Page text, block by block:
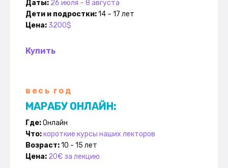
Даты: 26 июля – 8 августа
Дети и подростки:14 – 17 лет
Цена: 3200$
Купить
весь год
МАРАБУ ОНЛАЙН:
Где:Онлайн
Что:короткие курсы наших лекторов
Возраст:10 - 15 лет
Цена: 20€ за лекцию